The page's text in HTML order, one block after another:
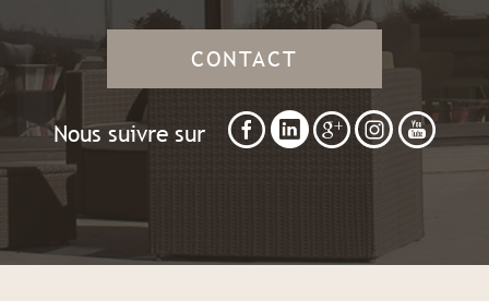
CONTACT
Nous suivre sur